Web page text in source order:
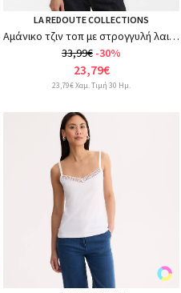
LA REDOUTE COLLECTIONS
Αμάνικο τζιν τοπ με στρογγυλή λαιμόκοψη
33,99€ -30%
23,79€
23,79€ Χαμ. Τιμή 30 Ημ.